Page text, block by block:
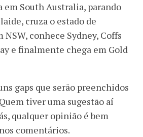
em South Australia, parando
cruza o estado de
conhece Sydney, Coffs
e finalmente chega em Gold
gaps que serão preenchidos
tiver uma sugestão aí
qualquer opinião é bem
comentários.